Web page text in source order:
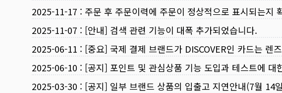
2025-11-17 : 주문 후 주문이력에 주문이 정상적으로 표시되는지
2025-11-07 : [안내] 검색 관련 기능이 대폭 추가되었습니다.
2025-06-11 : [중요] 국제 결제 브랜드가 DISCOVER인 카드는 렌
2025-06-10 : [공지] 포인트 및 관심상품 기능 도입과 테스트에 대
2025-03-30 : [공지] 일부 브랜드 상품의 입출고 지연안내(7월 14